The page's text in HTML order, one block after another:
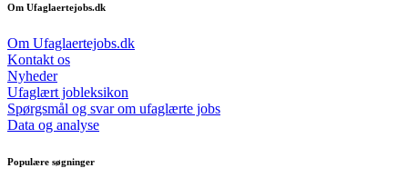
Om Ufaglaertejobs.dk
Om Ufaglaertejobs.dk
Kontakt os
Nyheder
Ufaglært jobleksikon
Spørgsmål og svar om ufaglærte jobs
Data og analyse
Populære søgninger